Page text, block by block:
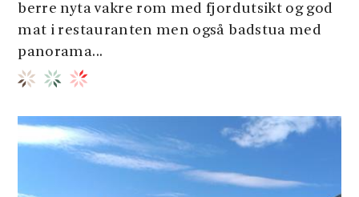
berre nyta vakre rom med fjordutsikt og god
mat i restauranten men også badstua med
panorama...